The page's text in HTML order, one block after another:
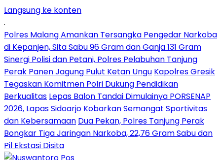
Langsung ke konten
.
Polres Malang Amankan Tersangka Pengedar Narkoba
di Kepanjen, Sita Sabu 96 Gram dan Ganja 131 Gram
Sinergi Polisi dan Petani, Polres Pelabuhan Tanjung
Perak Panen Jagung Pulut Ketan Ungu Kapolres Gresik
Tegaskan Komitmen Polri Dukung Pendidikan
Berkualitas Lepas Balon Tandai Dimulainya PORSENAP
2026, Lapas Sidoarjo Kobarkan Semangat Sportivitas
dan Kebersamaan Dua Pekan, Polres Tanjung Perak
Bongkar Tiga Jaringan Narkoba, 22,76 Gram Sabu dan
Pil Ekstasi Disita